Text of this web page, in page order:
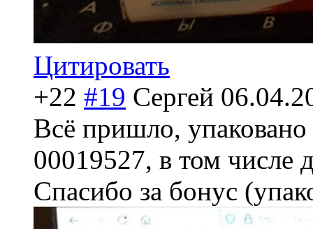
Цитировать
+22 #19 Сергей
Всё пришло,
00019527, в том числе
Спасибо за бонус